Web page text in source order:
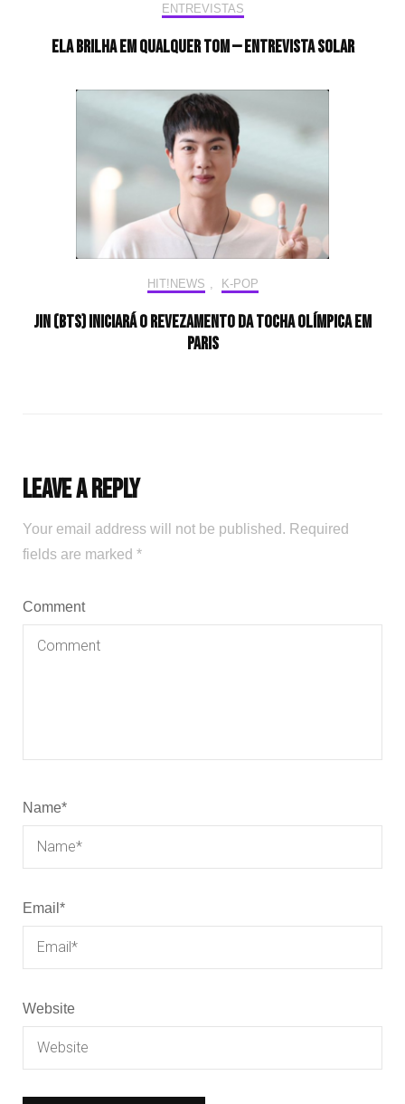
ENTREVISTAS
Ela brilha em qualquer tom — Entrevista Solar
HIT!NEWS K-POP
Jin (BTS) iniciará o revezamento da tocha olímpica em
Paris
Leave a Reply
Your email address will not be published. Required
fields are marked *
Comment
Name*
Email *
Website